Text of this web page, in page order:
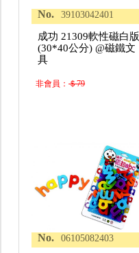
No. 39103042401
成功 21309軟性磁白版
(30*40公分) @磁鐵文
具
非會員：＄79
No. 06105082403